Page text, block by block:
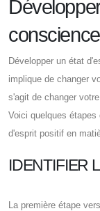
Développer un état
implique de changer
s'agit de changer
Voici quelques
d'esprit positif en
IDENTIFIER
La première étape